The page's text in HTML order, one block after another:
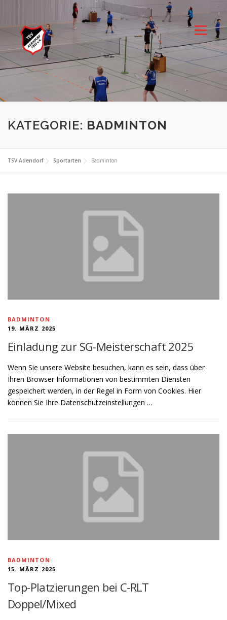
springen
Menü
KATEGORIE: BADMINTON
TSV Adendorf Sportarten Badminton
BADMINTON
19. MÄRZ 2025
Einladung zur SG-Meisterschaft 2025
Wenn Sie unsere Website besuchen, kann es sein, dass über
Ihren Browser Informationen von bestimmten Diensten
gespeichert werden, in der Regel in Form von Cookies. Hier
können Sie Ihre Datenschutzeinstellungen …
BADMINTON
15. MÄRZ 2025
Top-Platzierungen bei C-RLT
Doppel/Mixed